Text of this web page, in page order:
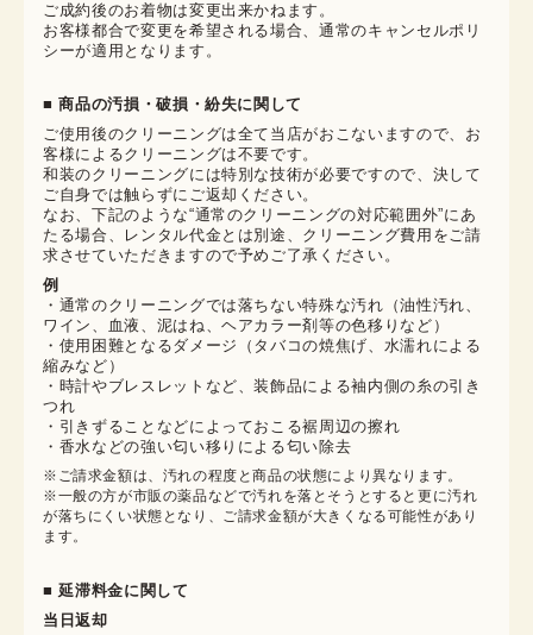
ご成約後のお着物は変更出来かねます。
お客様都合で変更を希望される場合、通常のキャンセルポリ
シーが適用となります。
■ 商品の汚損・破損・紛失に関して
ご使用後のクリーニングは全て当店がおこないますので、お
客様によるクリーニングは不要です。
和装のクリーニングには特別な技術が必要ですので、決して
ご自身では触らずにご返却ください。
なお、下記のような“通常のクリーニングの対応範囲外”にあ
たる場合、レンタル代金とは別途、クリーニング費用をご請
求させていただきますので予めご了承ください。
例
・通常のクリーニングでは落ちない特殊な汚れ（油性汚れ、
ワイン、血液、泥はね、ヘアカラー剤等の色移りなど）
・使用困難となるダメージ（タバコの焼焦げ、水濡れによる
縮みなど）
・時計やブレスレットなど、装飾品による袖内側の糸の引き
つれ
・引きずることなどによっておこる裾周辺の擦れ
・香水などの強い匂い移りによる匂い除去
※ご請求金額は、汚れの程度と商品の状態により異なります。
※一般の方が市販の薬品などで汚れを落とそうとすると更に汚れ
が落ちにくい状態となり、ご請求金額が大きくなる可能性があり
ます。
■ 延滞料金に関して
当日返却